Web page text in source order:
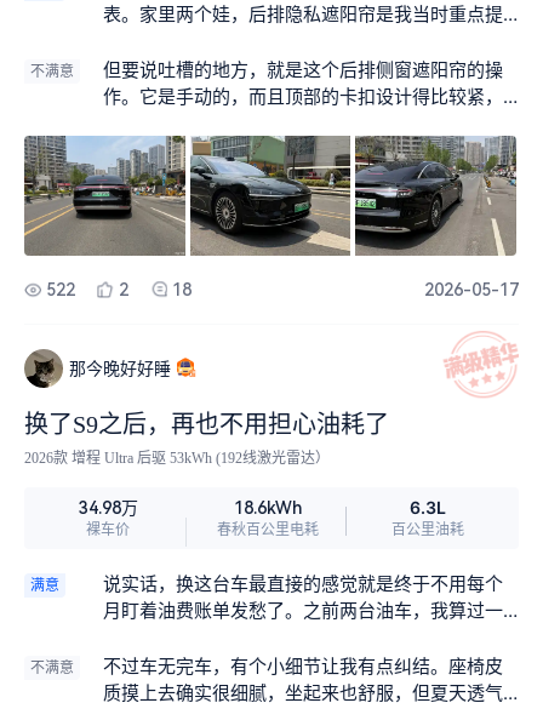
表。家里两个娃，后排隐私遮阳帘是我当时重点提
子在后座看绘本确实不刺眼了。我大概算过，侧窗
玻璃本身能挡掉一部分紫外线，加上这层遮阳帘的
少，体感上明显凉快。之前开旧车，后排娃晒得嗷
嗷叫，现在安静多了，能自己翻翻书，算是个很实
在的配置。
不满意
但要说吐槽的地方，就是这个后排侧窗遮阳帘的操
作。它是手动的，而且顶部的卡扣设计得比较紧，
己往下拉根本拉不动，拉起来又卡不紧；老二才三
岁，更别提了。
522 2 18 2026-05-17
那今晚好好睡
换了S9之后，再也不用担心油耗了
2026款 增程 Ultra 后驱 53kWh (192线激光雷达）
34.98万
裸车价
18.6kWh
春秋百公里电耗
6.3L
百公里油耗
满意
说实话，换这台车最直接的感觉就是终于不用每个
月盯着油费账单发愁了。之前两台油车，我算过一
费基本都在两千多，一年下来两万五打底。换了这
台享界S9增程版以后，家里装了充电桩，晚上回去
不满意
不过车无完车，有个小细节让我有点纠结。座椅皮
质摸上去确实很细腻，坐起来也舒服，但夏天透气